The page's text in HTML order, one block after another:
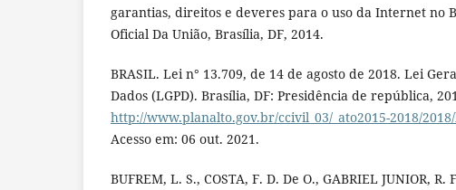
garantias, direitos e deveres para o uso da Internet no
Oficial Da União, Brasília, DF, 2014.
BRASIL. Lei n° 13.709, de 14 de agosto de 2018. Lei
Dados (LGPD). Brasília, DF: Presidência de república,
http://www.planalto.gov.br/ccivil_03/_ato2015-2018/
Acesso em: 06 out. 2021.
BUFREM, L. S., COSTA, F. D. De O., GABRIEL JUNIOR, R.